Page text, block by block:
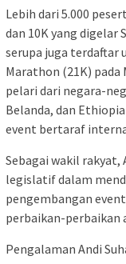
Lebih dari 5.000
dan 10K yang digelar
serupa juga
Marathon (21K) pada
pelari dari negara-
Belanda, dan
event bertaraf
Sebagai wakil rakyat,
legislatif dalam
pengembangan
perbaikan-perbaikan
Pengalaman Andi